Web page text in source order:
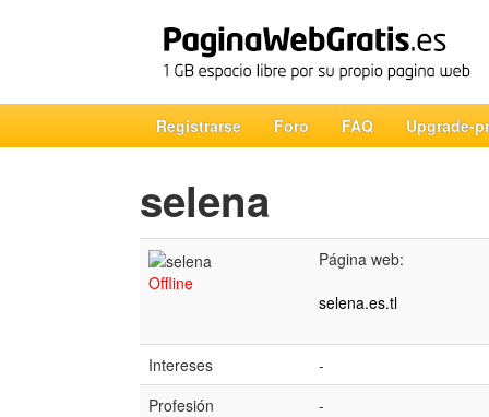
Registrarse Foro FAQ Upgrade-
selena
Offline
Página web:
selena.es.tl
Intereses
-
Profesión
-